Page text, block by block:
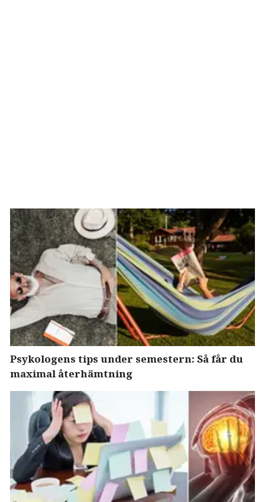
Psykologens tips under semestern: Så får du
maximal återhämtning